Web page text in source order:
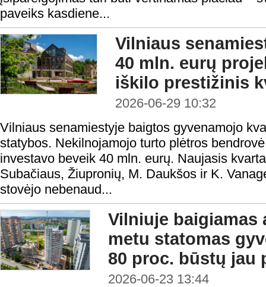
paveiks kasdiene...
Vilniaus
40 mln. eurų
iškilo prestižinis
2026-06-29 10:32
Vilniaus senamiestyje baigtos gyvenamojo
statybos. Nekilnojamojo turto plėtros
investavo beveik 40 mln. eurų. Naujasis
Subačiaus, Žiupronių, M. Daukšos ir K.
stovėjo nebenaud...
Vilniuje baigiamas
metu statomas
80 proc. būstų jau
2026-06-23 13:44